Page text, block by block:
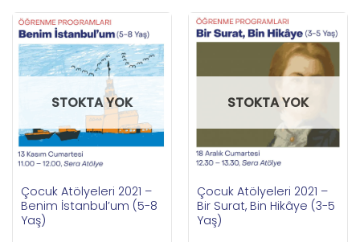
STOKTA YOK
Çocuk Atölyeleri 2021 –
Benim İstanbul’um (5-8
Yaş)
STOKTA YOK
Çocuk Atölyeleri 2021 –
Bir Surat, Bin Hikâye (3-5
Yaş)